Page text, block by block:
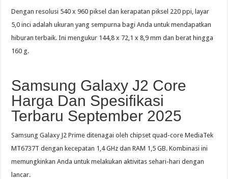
Dengan resolusi 540 x 960 piksel dan kerapatan piksel 220 ppi, layar
5,0 inci adalah ukuran yang sempurna bagi Anda untuk mendapatkan
hiburan terbaik. Ini mengukur 144,8 x 72,1 x 8,9 mm dan berat hingga
160 g.
Samsung Galaxy J2 Core
Harga Dan Spesifikasi
Terbaru September 2025
Samsung Galaxy J2 Prime ditenagai oleh chipset quad-core MediaTek
MT6737T dengan kecepatan 1,4 GHz dan RAM 1,5 GB. Kombinasi ini
memungkinkan Anda untuk melakukan aktivitas sehari-hari dengan
lancar.